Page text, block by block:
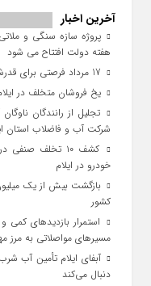
آخرین اخبار
هفته دولت افتتاح می شود
یخ‌ فروشان متخلف در
شرکت آب و فاضلاب استان
کشف ۱۰ تخلف
خودرو در ایلام
کشور
استمرار بازدیدهای
مسیرهای مواصلاتی به مرز
آبفای ایلام تأمین آب
دنبال می‌کند